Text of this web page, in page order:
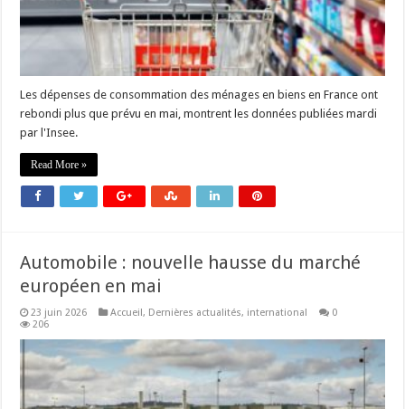
Les dépenses de consommation des ménages en biens en France ont
rebondi plus que prévu en mai, montrent les données publiées mardi
par l'Insee.
Read More »
Automobile : nouvelle hausse du marché
européen en mai
23 juin 2026 Accueil, Dernières actualités, international
0
206